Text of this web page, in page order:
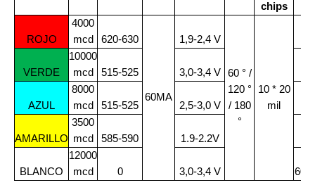
chips
ROJO
4000
mcd
620-630
60MA
1,9-2,4 V
60 ° /
120 °
/ 180
°
10 * 20
mil
VERDE
10000
mcd
515-525 3,0-3,4 V
AZUL
8000
mcd
515-525 2,5-3,0 V
AMARILLO
3500
mcd
585-590 1.9-2.2V
BLANCO
12000
mcd
0 3,0-3,4 V